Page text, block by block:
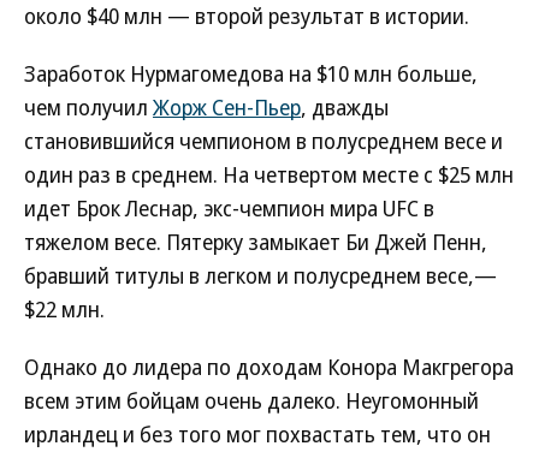
около $40 млн — второй результат в истории.
Заработок Нурмагомедова на $10 млн больше,
чем получил Жорж Сен-Пьер, дважды
становившийся чемпионом в полусреднем весе и
один раз в среднем. На четвертом месте с $25 млн
идет Брок Леснар, экс-чемпион мира UFC в
тяжелом весе. Пятерку замыкает Би Джей Пенн,
бравший титулы в легком и полусреднем весе,—
$22 млн.
Однако до лидера по доходам Конора Макгрегора
всем этим бойцам очень далеко. Неугомонный
ирландец и без того мог похвастать тем, что он